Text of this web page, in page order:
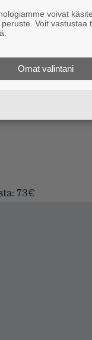
73€
voivat
Voit vastustaa
Omat valintani